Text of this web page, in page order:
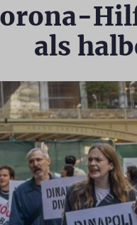
als